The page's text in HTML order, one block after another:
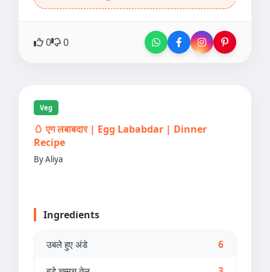
0 0
Veg
🥚 एग लबाबदार | Egg Lababdar | Dinner
Recipe
By Aliya
Ingredients
उबले हुए अंडे 6